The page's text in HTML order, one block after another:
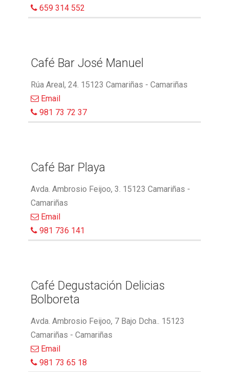
659 314 552
Café Bar José Manuel
Rúa Areal, 24. 15123 Camariñas - Camariñas
Email
981 73 72 37
Café Bar Playa
Avda. Ambrosio Feijoo, 3. 15123 Camariñas -
Camariñas
Email
981 736 141
Café Degustación Delicias
Bolboreta
Avda. Ambrosio Feijoo, 7 Bajo Dcha.. 15123
Camariñas - Camariñas
Email
981 73 65 18